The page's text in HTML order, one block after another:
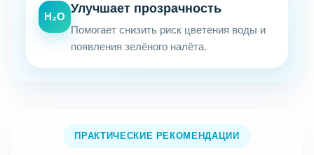
H₂O
Улучшает прозрачность
Помогает снизить риск цветения воды и
появления зелёного налёта.
ПРАКТИЧЕСКИЕ РЕКОМЕНДАЦИИ